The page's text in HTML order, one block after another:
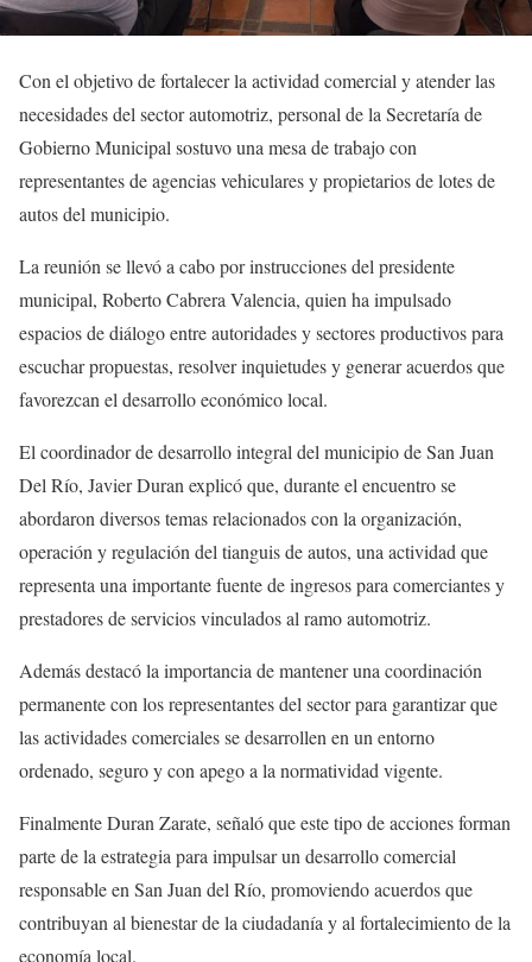
Con el objetivo de fortalecer la actividad comercial y atender las
necesidades del sector automotriz, personal de la Secretaría de
Gobierno Municipal sostuvo una mesa de trabajo con
representantes de agencias vehiculares y propietarios de lotes de
autos del municipio.
La reunión se llevó a cabo por instrucciones del presidente
municipal, Roberto Cabrera Valencia, quien ha impulsado
espacios de diálogo entre autoridades y sectores productivos para
escuchar propuestas, resolver inquietudes y generar acuerdos que
favorezcan el desarrollo económico local.
El coordinador de desarrollo integral del municipio de San Juan
Del Río, Javier Duran explicó que, durante el encuentro se
abordaron diversos temas relacionados con la organización,
operación y regulación del tianguis de autos, una actividad que
representa una importante fuente de ingresos para comerciantes y
prestadores de servicios vinculados al ramo automotriz.
Además destacó la importancia de mantener una coordinación
permanente con los representantes del sector para garantizar que
las actividades comerciales se desarrollen en un entorno
ordenado, seguro y con apego a la normatividad vigente.
Finalmente Duran Zarate, señaló que este tipo de acciones forman
parte de la estrategia para impulsar un desarrollo comercial
responsable en San Juan del Río, promoviendo acuerdos que
contribuyan al bienestar de la ciudadanía y al fortalecimiento de la
economía local.